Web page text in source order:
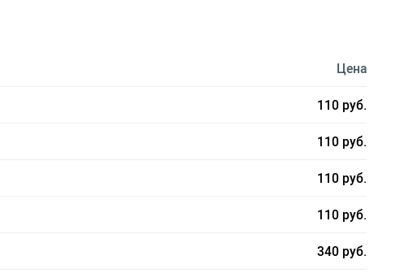
Цена
110 руб.
110 руб.
110 руб.
110 руб.
340 руб.